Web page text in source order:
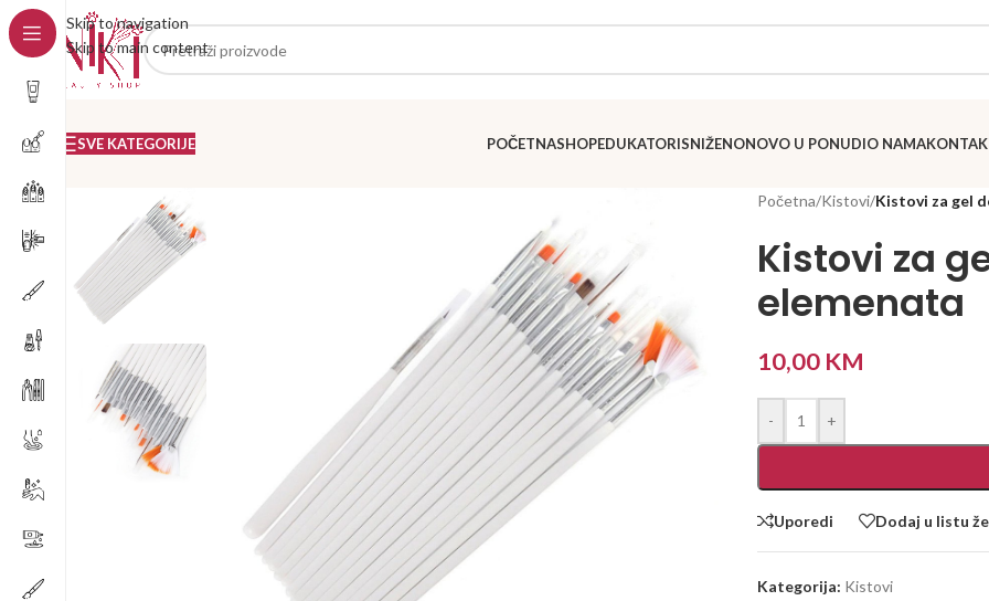
Skip to navigation
Skip to main content
SVE KATEGORIJE POČETNASHOPEDUKATORISNIŽENONOVO U PONUDIO NAMA
Početna/Kistovi/Kistovi za gel
Kistovi za
elemenata
10,00 KM
- +
Uporedi Dodaj u listu
Kategorija: Kistovi